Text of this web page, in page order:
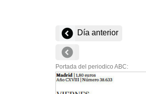
Día anterior
Portada del periodico ABC: